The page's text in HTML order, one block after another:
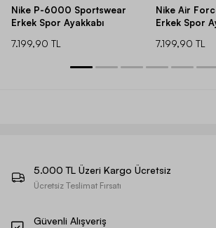
Nike P-6000 Sportswear
Erkek Spor Ayakkabı
7.199,90 TL
Nike Air
Erkek Spor
7.199,90 TL
5.000 TL Üzeri Kargo Ücretsiz
Ücretsiz Teslimat Fırsatı
Güvenli Alışveriş